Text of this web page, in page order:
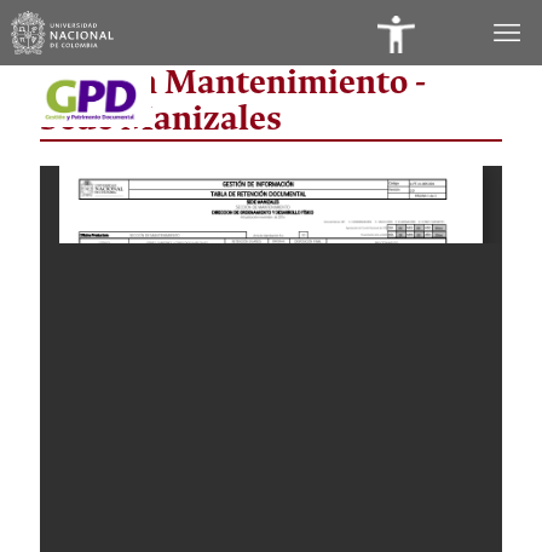
Sección Mantenimiento -
Sede Manizales